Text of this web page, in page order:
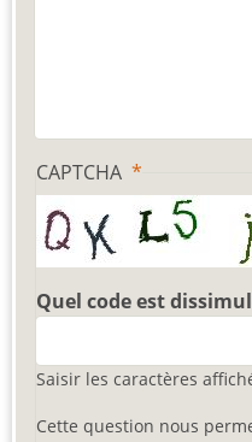
CAPTCHA
Quel code est
Saisir les caractères
Cette question nous